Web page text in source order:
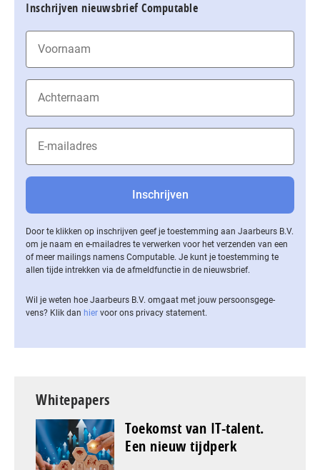
Inschrijven nieuwsbrief Computable
Door te klikken op inschrijven geef je toestemming aan Jaarbeurs B.V.
om je naam en e-mailadres te verwerken voor het verzenden van een
of meer mailings namens Computable. Je kunt je toestemming te
allen tijde intrekken via de af­meld­func­tie in de nieuwsbrief.
Wil je weten hoe Jaarbeurs B.V. omgaat met jouw per­soons­ge­ge­
vens? Klik dan hier voor ons privacy statement.
Whitepapers
Toekomst van IT-talent.
Een nieuw tijdperk